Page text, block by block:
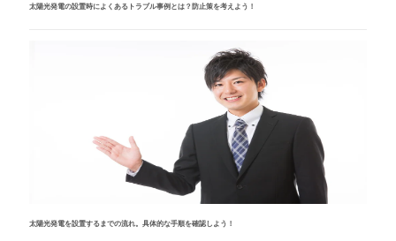
太陽光発電の設置時によくあるトラブル事例とは？防止策を考えよう！
太陽光発電を設置するまでの流れ。具体的な手順を確認しよう！